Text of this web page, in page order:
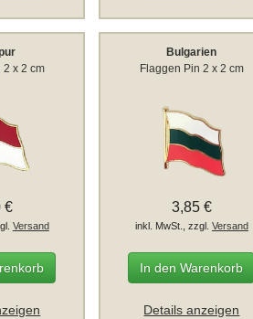
2 x 2 cm
€
Versand
Bulgarien
Flaggen Pin 2 x 2 cm
3,85 €
inkl. MwSt., zzgl. Versand
In den Warenkorb
Details anzeigen